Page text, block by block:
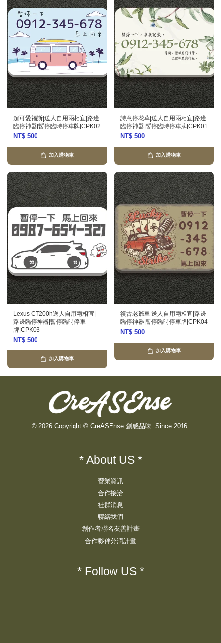
超可愛福斯|送人自用兩相宜|路邊
臨停神器|暫停臨時停車牌|CPK02
NT$ 500
加入購物車
詩意停花草|送人自用兩相宜|路邊
臨停神器|暫停臨時停車牌|CPK01
NT$ 500
加入購物車
Lexus CT200h送人自用兩相宜|
路邊臨停神器|暫停臨時停車
牌|CPK03
NT$ 500
加入購物車
復古老爺車 送人自用兩相宜|路邊
臨停神器|暫停臨時停車牌|CPK04
NT$ 500
加入購物車
© 2026 Copyright © CreASEnse 創感品味. Since 2016.
* About US *
營業資訊
合作接洽
社群消息
聯絡我們
創作者聯名友善計畫
合作夥伴分潤計畫
* Follow US *